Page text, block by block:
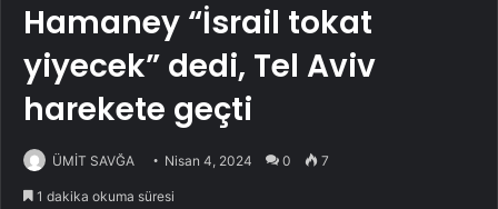
Hamaney “İsrail tokat
yiyecek” dedi, Tel Aviv
harekete geçti
ÜMİT SAVĞA Nisan 4, 2024 0 7
1 dakika okuma süresi